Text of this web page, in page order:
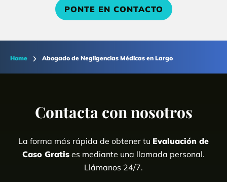
PONTE EN CONTACTO
Home Abogado de Negligencias Médicas en Largo
Contacta con nosotros
La forma más rápida de obtener tu Evaluación de
Caso Gratis es mediante una llamada personal.
Llámanos 24/7.